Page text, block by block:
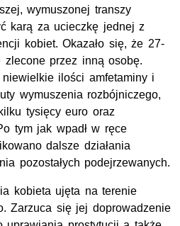
wymuszonej transzy
karą za ucieczkę jednej z
kobiet. Okazało się, że 27-
zlecone przez inną osobę.
ilości amfetaminy i
wymuszenia rozbójniczego,
tysięcy euro oraz
tym jak wpadł w ręce
dalsze działania
pozostałych podejrzewanych.
kobieta ujęta na terenie
Zarzuca się jej doprowadzenie